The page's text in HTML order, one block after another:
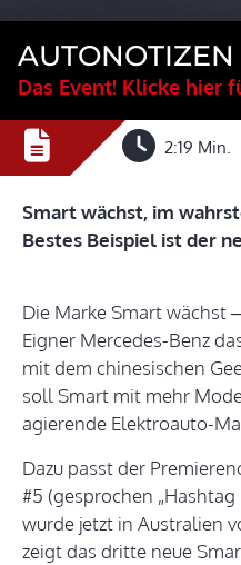
Das Event! Klicke hier
2:19 Min.
Smart wächst, im
Bestes Beispiel ist der
Die Marke Smart wächst
Eigner Mercedes-Benz
mit dem chinesischen
soll Smart mit mehr
agierende Elektroauto-
Dazu passt der
#5 (gesprochen „Hashtag
wurde jetzt in Australien
zeigt das dritte neue